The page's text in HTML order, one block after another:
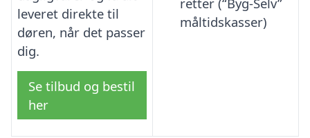
leveret direkte til
døren, når det passer
dig.
Se tilbud og bestil
her
måltidskasser)